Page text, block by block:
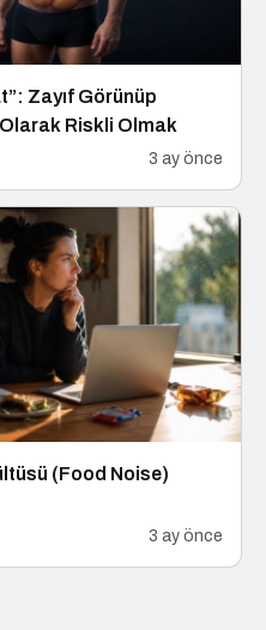
Zayıf Görünüp
Riskli Olmak
3 ay önce
(Food Noise)
3 ay önce